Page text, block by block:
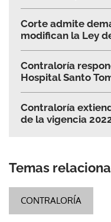
Corte admite
modifican la Ley
Contraloría
Hospital Santo
Contraloría
de la vigencia
Temas
CONTRALORÍA